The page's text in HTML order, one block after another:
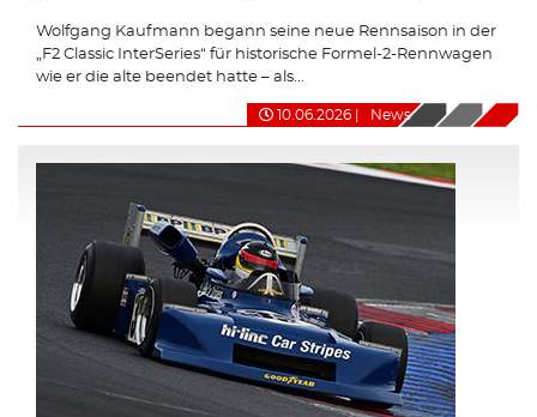
Wolfgang Kaufmann begann seine neue Rennsaison in der
„F2 Classic InterSeries“ für historische Formel-2-Rennwagen
wie er die alte beendet hatte – als...
10.06.2026 News